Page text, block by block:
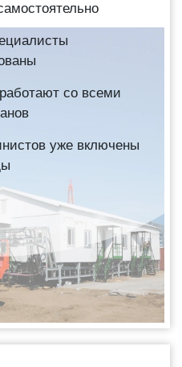
со всеми
уже включены